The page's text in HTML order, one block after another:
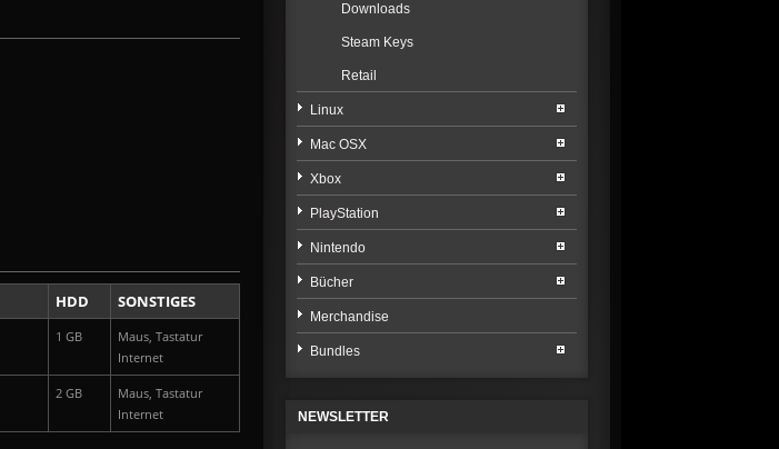
HDD SONSTIGES
1 GB
Maus, Tastatur
Internet
2 GB
Maus, Tastatur
Internet
Downloads
Steam Keys
Retail
Linux
Mac OSX
Xbox
PlayStation
Nintendo
Bücher
Merchandise
Bundles
NEWSLETTER